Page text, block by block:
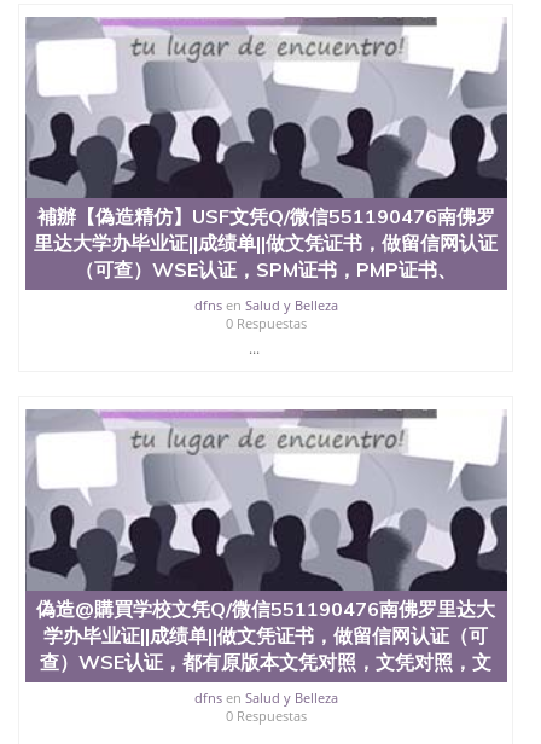
551190476国外大学文凭真制作QQ微信551190476办
国外文凭可找工作QQ微信551190476国外大学有毕业
证QQ微信551190476办理国外毕业证价格QQ微信
551190476国外编号查询QQ微信551190476办理国外
文凭要交定金吗QQ微信551190476办国外可查文凭
QQ微信551190476网上购买真文凭可信吗QQ微信
551190476学士学位证书查询机构QQ微信551190476
国外资格证书办理QQ微信551190476如何办理学历认
证QQ微信551190476海外文凭认证办理QQ微信
551190476 圣何塞州立大学（San Jose State
University, 又译为“圣荷西州立大学”）成立于1857
年，简称SJSU，是加州历史悠久的大学之一，也是美
西地区的公立大学之一。位于圣何塞市San Jose中
心，占地154公顷。它是一所位于加利福尼亚州的著
名综合性公立大学，它以极高的就业率，全美名列前
茅的毕业薪资，浓厚的多元化学术氛围，杰出的本科
生前往求学。 至今，这是一所在世界上享有学术地
位、声誉、实习机会和影响力的高等教育机构，并获
誉为美国本科教育质量的核心代表。其计算机系与会
计系更是在当今美国大学教学排名中表现优异。其毕
业生大多可以在其所处地域的世界硅谷中心得到工作
机会。许多硅谷公司甚至在学生大三和大四的学期提
供许多相应科系的实习机会。无论是加州大学系统
(UC)，还是加州州立大学系统(CSU), 圣何塞州立大学
都占据着加州所有大学中的地理位置。 圣何塞州立大
学座落于硅谷(Silicon Valley), 于附近的旧金山-圣何塞
地区为全美的重要科技中心。约有学生三万人，超过
134种学士学科和65个硕士学科，并有来自世界60余
国的学生来此就读。其有名的科系如计算机科学，电
子工程学，工商管理学，艺术设计，和航空学等，深
補辦【偽造精仿】USF文凭Q/微信551190476南佛罗
里达大学办毕业证||成绩单||做文凭证书，做留信网认证
（可查）WSE认证，SPM证书，PMP证书、
dfnsen Salud y Belleza
0 Respuestas
...
偽造@購買学校文凭Q/微信551190476南佛罗里达大
学办毕业证||成绩单||做文凭证书，做留信网认证（可
查）WSE认证，都有原版本文凭对照，文凭对照，文
dfnsen Salud y Belleza
0 Respuestas